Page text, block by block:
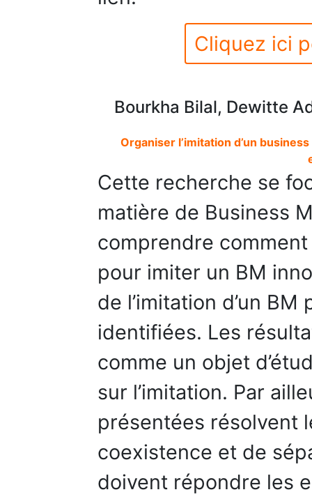
Cliquez ici
Bourkha Bilal, Dewitte
Organiser l’imitation d’un
Cette recherche se
matière de Business
comprendre
pour imiter un BM
de l’imitation d’un
identifiées. Les
comme un objet
sur l’imitation. Par
présentées résolvent
coexistence et de
doivent répondre les